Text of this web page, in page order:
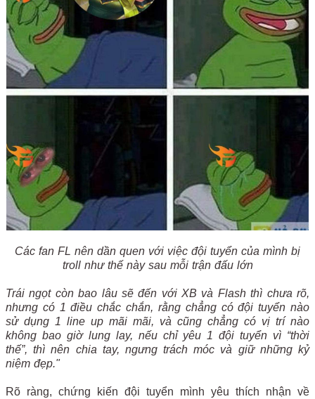
Các fan FL nên dần quen với việc đội tuyển của mình bị
troll như thế này sau mỗi trận đấu lớn
Trái ngọt còn bao lâu sẽ đến với XB và Flash thì chưa rõ,
nhưng có 1 điều chắc chắn, rằng chẳng có đội tuyển nào
sử dụng 1 line up mãi mãi, và cũng chẳng có vị trí nào
không bao giờ lung lay, nếu chỉ yêu 1 đội tuyển vì “thời
thế”, thì nên chia tay, ngưng trách móc và giữ những kỷ
niệm đẹp."
Rõ ràng, chứng kiến đội tuyển mình yêu thích nhận về